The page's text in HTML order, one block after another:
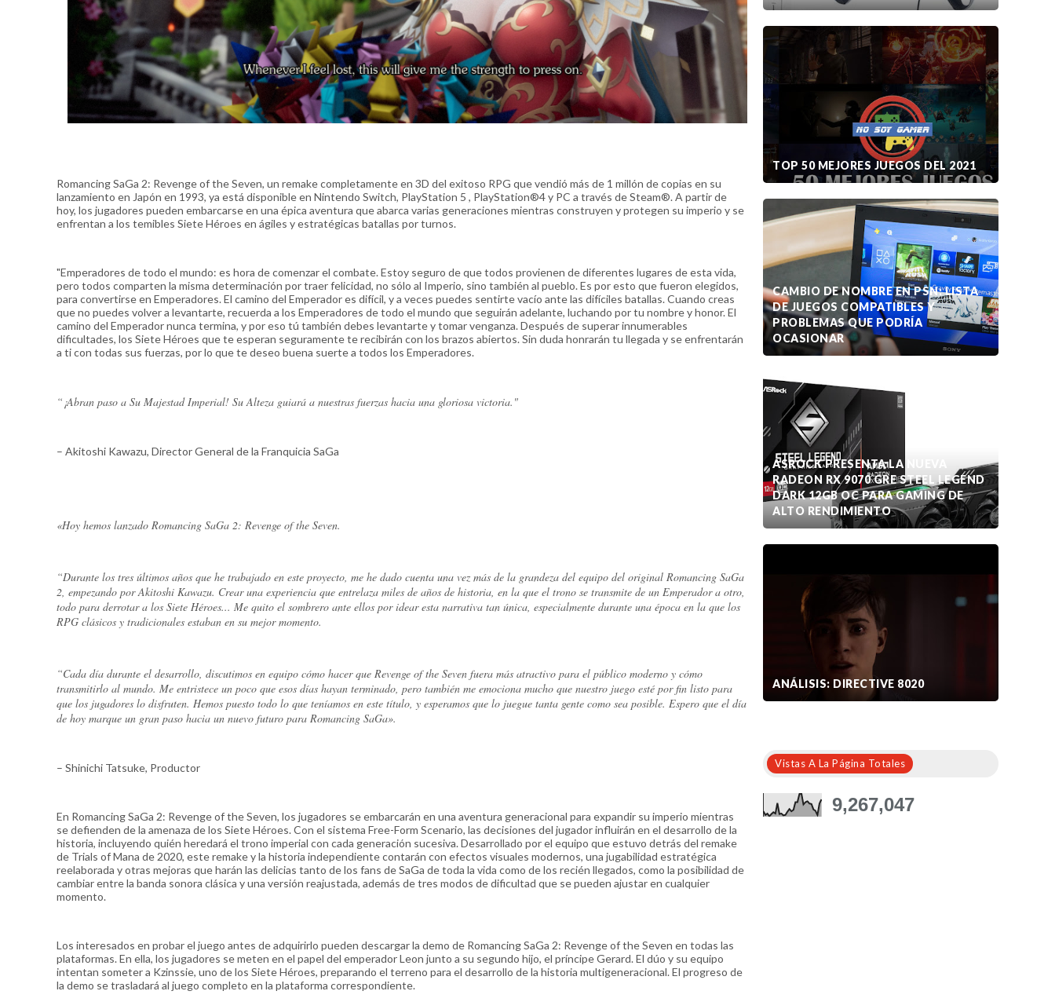
Romancing SaGa 2: Revenge of the Seven, un remake completamente en 3D del exitoso RPG que vendió más de 1 millón de copias en su
lanzamiento en Japón en 1993, ya está disponible en Nintendo Switch, PlayStation 5 , PlayStation®4 y PC a través de Steam®. A partir de
hoy, los jugadores pueden embarcarse en una épica aventura que abarca varias generaciones mientras construyen y protegen su imperio y se
enfrentan a los temibles Siete Héroes en ágiles y estratégicas batallas por turnos.
"Emperadores de todo el mundo: es hora de comenzar el combate. Estoy seguro de que todos provienen de diferentes lugares de esta vida,
pero todos comparten la misma determinación por traer felicidad, no sólo al Imperio, sino también al pueblo. Es por esto que fueron elegidos,
para convertirse en Emperadores. El camino del Emperador es difícil, y a veces puedes sentirte vacío ante las difíciles batallas. Cuando creas
que no puedes volver a levantarte, recuerda a los Emperadores de todo el mundo que seguirán adelante, luchando por tu nombre y honor. El
camino del Emperador nunca termina, y por eso tú también debes levantarte y tomar venganza. Después de superar innumerables
dificultades, los Siete Héroes que te esperan seguramente te recibirán con los brazos abiertos. Sin duda honrarán tu llegada y se enfrentarán
a ti con todas sus fuerzas, por lo que te deseo buena suerte a todos los Emperadores.
“¡Abran paso a Su Majestad Imperial! Su Alteza guiará a nuestras fuerzas hacia una gloriosa victoria."
– Akitoshi Kawazu, Director General de la Franquicia SaGa
«Hoy hemos lanzado Romancing SaGa 2: Revenge of the Seven.
“Durante los tres últimos años que he trabajado en este proyecto, me he dado cuenta una vez más de la grandeza del equipo del original Romancing SaGa
2, empezando por Akitoshi Kawazu. Crear una experiencia que entrelaza miles de años de historia, en la que el trono se transmite de un Emperador a otro,
todo para derrotar a los Siete Héroes... Me quito el sombrero ante ellos por idear esta narrativa tan única, especialmente durante una época en la que los
RPG clásicos y tradicionales estaban en su mejor momento.
“Cada día durante el desarrollo, discutimos en equipo cómo hacer que Revenge of the Seven fuera más atractivo para el público moderno y cómo
transmitirlo al mundo. Me entristece un poco que esos días hayan terminado, pero también me emociona mucho que nuestro juego esté por fin listo para
que los jugadores lo disfruten. Hemos puesto todo lo que teníamos en este título, y esperamos que lo juegue tanta gente como sea posible. Espero que el día
de hoy marque un gran paso hacia un nuevo futuro para Romancing SaGa».
– Shinichi Tatsuke, Productor
En Romancing SaGa 2: Revenge of the Seven, los jugadores se embarcarán en una aventura generacional para expandir su imperio mientras
se defienden de la amenaza de los Siete Héroes. Con el sistema Free-Form Scenario, las decisiones del jugador influirán en el desarrollo de la
historia, incluyendo quién heredará el trono imperial con cada generación sucesiva. Desarrollado por el equipo que estuvo detrás del remake
de Trials of Mana de 2020, este remake y la historia independiente contarán con efectos visuales modernos, una jugabilidad estratégica
reelaborada y otras mejoras que harán las delicias tanto de los fans de SaGa de toda la vida como de los recién llegados, como la posibilidad de
cambiar entre la banda sonora clásica y una versión reajustada, además de tres modos de dificultad que se pueden ajustar en cualquier
momento.
Los interesados en probar el juego antes de adquirirlo pueden descargar la demo de Romancing SaGa 2: Revenge of the Seven en todas las
plataformas. En ella, los jugadores se meten en el papel del emperador Leon junto a su segundo hijo, el príncipe Gerard. El dúo y su equipo
intentan someter a Kzinssie, uno de los Siete Héroes, preparando el terreno para el desarrollo de la historia multigeneracional. El progreso de
la demo se trasladará al juego completo en la plataforma correspondiente.
TOP 50 MEJORES JUEGOS DEL 2021
CAMBIO DE NOMBRE EN PSN: LISTA
DE JUEGOS COMPATIBLES Y
PROBLEMAS QUE PODRÍA
OCASIONAR
ASROCK PRESENTA LA NUEVA
RADEON RX 9070 GRE STEEL LEGEND
DARK 12GB OC PARA GAMING DE
ALTO RENDIMIENTO
ANÁLISIS: DIRECTIVE 8020
Vistas A La Página Totales
9,267,047